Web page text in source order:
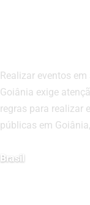
Realizar eventos
Goiânia exige
regras para realizar
públicas em
Brasil